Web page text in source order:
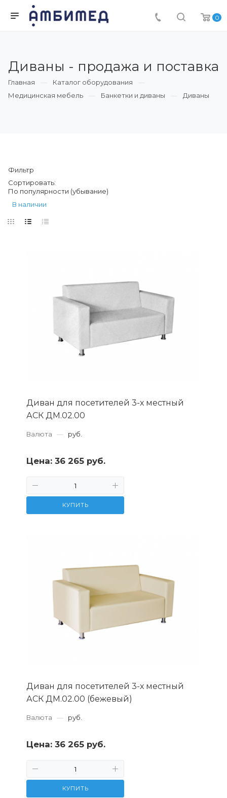
0
Диваны - продажа и поставка
Главная
Каталог оборудования
Медицинская мебель
Банкетки и диваны Диваны
Фильтр
Сортировать:
По популярности (убывание)
В наличии
Диван для посетителей 3-х местный
АСК ДМ.02.00
Валюта — руб.
Цена: 36 265 руб.
КУПИТЬ
Диван для посетителей 3-х местный
АСК ДМ.02.00 (бежевый)
Валюта — руб.
Цена: 36 265 руб.
КУПИТЬ